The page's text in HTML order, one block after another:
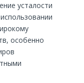
усталости
особенно